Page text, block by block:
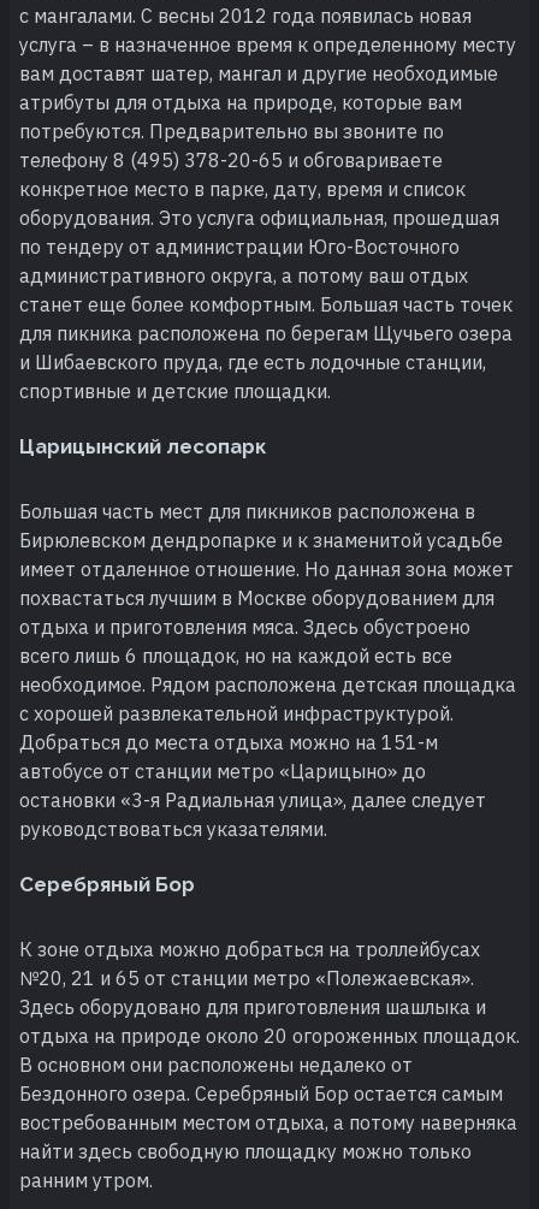
с мангалами. С весны 2012 года появилась новая
услуга – в назначенное время к определенному месту
вам доставят шатер, мангал и другие необходимые
атрибуты для отдыха на природе, которые вам
потребуются. Предварительно вы звоните по
телефону 8 (495) 378-20-65 и обговариваете
конкретное место в парке, дату, время и список
оборудования. Это услуга официальная, прошедшая
по тендеру от администрации Юго-Восточного
административного округа, а потому ваш отдых
станет еще более комфортным. Большая часть точек
для пикника расположена по берегам Щучьего озера
и Шибаевского пруда, где есть лодочные станции,
спортивные и детские площадки.
Царицынский лесопарк
Большая часть мест для пикников расположена в
Бирюлевском дендропарке и к знаменитой усадьбе
имеет отдаленное отношение. Но данная зона может
похвастаться лучшим в Москве оборудованием для
отдыха и приготовления мяса. Здесь обустроено
всего лишь 6 площадок, но на каждой есть все
необходимое. Рядом расположена детская площадка
с хорошей развлекательной инфраструктурой.
Добраться до места отдыха можно на 151-м
автобусе от станции метро «Царицыно» до
остановки «3-я Радиальная улица», далее следует
руководствоваться указателями.
Серебряный Бор
К зоне отдыха можно добраться на троллейбусах
№20, 21 и 65 от станции метро «Полежаевская».
Здесь оборудовано для приготовления шашлыка и
отдыха на природе около 20 огороженных площадок.
В основном они расположены недалеко от
Бездонного озера. Серебряный Бор остается самым
востребованным местом отдыха, а потому наверняка
найти здесь свободную площадку можно только
ранним утром.